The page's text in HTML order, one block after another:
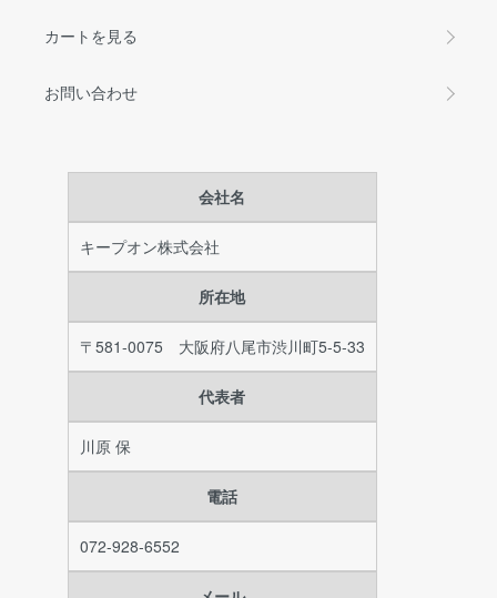
カートを見る
お問い合わせ
会社名
キープオン株式会社
所在地
〒581-0075 大阪府八尾市渋川町5-5-33
代表者
川原 保
電話
072-928-6552